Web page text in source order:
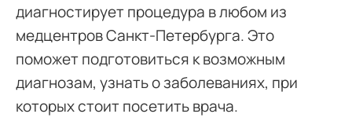
диагностирует процедура в любом из
медцентров Санкт-Петербурга. Это
поможет подготовиться к возможным
диагнозам, узнать о заболеваниях, при
которых стоит посетить врача.